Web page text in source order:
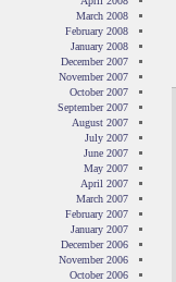
March 2008
February 2008
January 2008
December 2007
November 2007
October 2007
September 2007
August 2007
July 2007
June 2007
May 2007
April 2007
March 2007
February 2007
January 2007
December 2006
November 2006
October 2006